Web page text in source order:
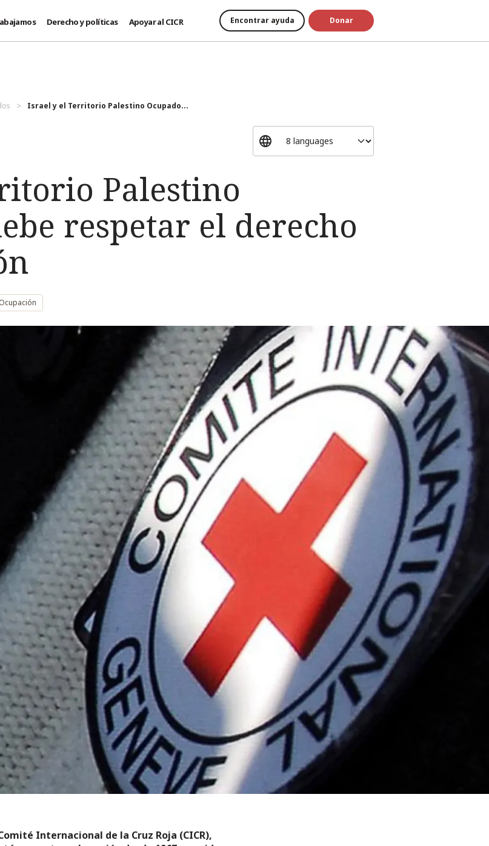
Derecho y políticas Apoyar al CICR Encontrar ayuda Donar
Israel y el Territorio Palestino Ocupado...
Palestino
respetar el derecho
Ocupación
Internacional de la Cruz Roja (CICR),